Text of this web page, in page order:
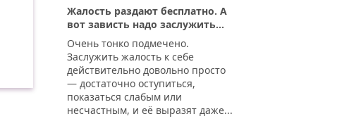
Жалость раздают бесплатно. А
вот зависть надо заслужить...
Очень тонко подмечено.
Заслужить жалость к себе
действительно довольно просто
— достаточно оступиться,
показаться слабым или
несчастным, и её выразят даже...